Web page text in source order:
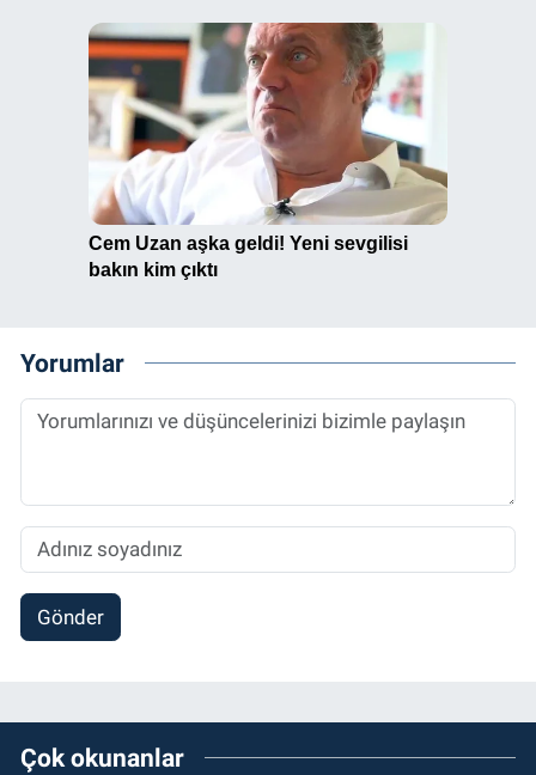
Yorumlar
Gönder
Çok okunanlar